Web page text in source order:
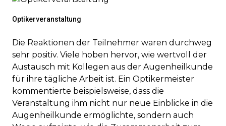
Optikerveranstaltung
Die Reaktionen der Teilnehmer waren durchweg
sehr positiv. Viele hoben hervor, wie wertvoll der
Austausch mit Kollegen aus der Augenheilkunde
für ihre tägliche Arbeit ist. Ein Optikermeister
kommentierte beispielsweise, dass die
Veranstaltung ihm nicht nur neue Einblicke in die
Augenheilkunde ermöglichte, sondern auch